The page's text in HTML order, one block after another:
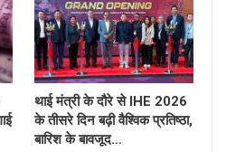
थाई मंत्री के दौरे से IHE 2026
के तीसरे दिन बढ़ी वैश्विक प्रतिष्ठा,
बारिश के बावजूद…